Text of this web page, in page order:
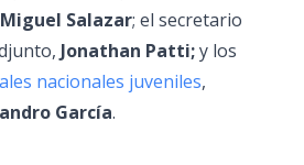
Miguel Salazar; el secretario
Jonathan Patti;y los
nacionales juveniles,
García.